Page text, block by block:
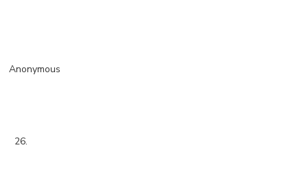
Anonymous
26.